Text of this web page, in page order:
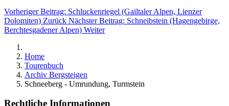
Vorheriger Beitrag: Schluckenriegel (Gailtaler Alpen, Lienzer
Dolomiten) Zurück Nächster Beitrag: Schneibstein (Hagengebirge,
Berchtesgadener Alpen) Weiter
Home
Tourenbuch
Archiv Bergsteigen
Schneeberg - Umrundung, Turmstein
Rechtliche Informationen